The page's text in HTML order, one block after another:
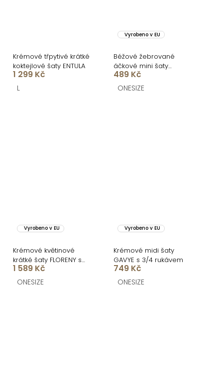
Krémové třpytivé krátké
koktejlové šaty ENTULA
1 299 Kč
L
Vyrobeno v EU
Béžové žebrované
áčkové mini šaty
CASSYNE
489 Kč
ONESIZE
Vyrobeno v EU
Krémové květinové
krátké šaty FLORENY s
volány
1 589 Kč
ONESIZE
Vyrobeno v EU
Krémové midi šaty
GAVYE s 3/4 rukávem
749 Kč
ONESIZE